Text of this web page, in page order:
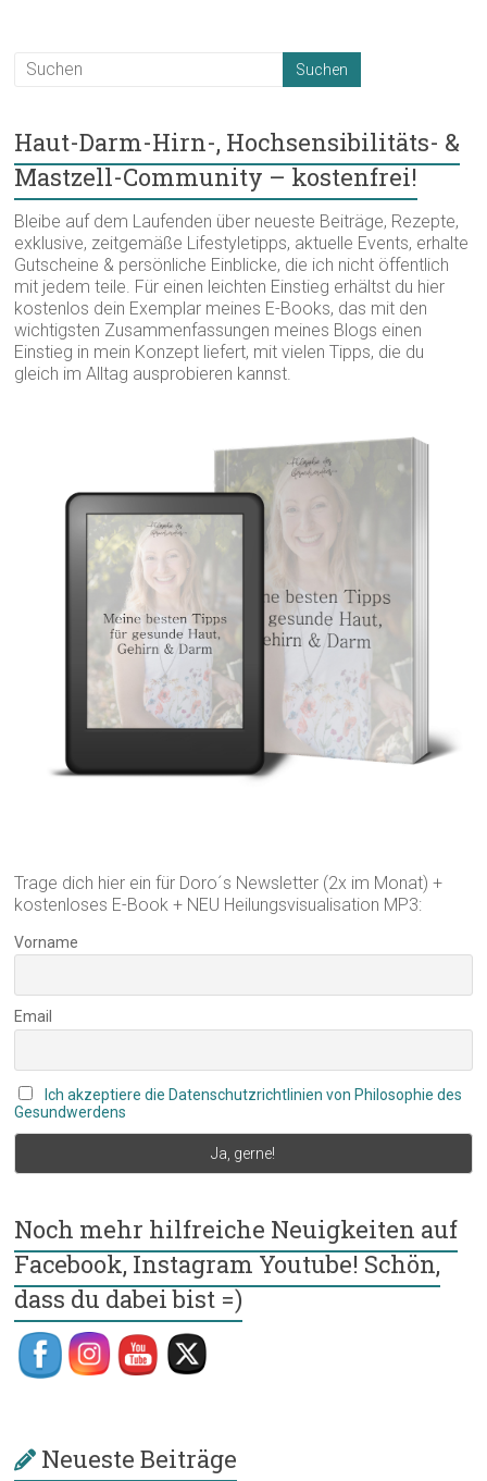
Haut-Darm-Hirn-, Hochsensibilitäts- &
Mastzell-Community – kostenfrei!
Bleibe auf dem Laufenden über neueste Beiträge, Rezepte,
exklusive, zeitgemäße Lifestyletipps, aktuelle Events, erhalte
Gutscheine & persönliche Einblicke, die ich nicht öffentlich
mit jedem teile. Für einen leichten Einstieg erhältst du hier
kostenlos dein Exemplar meines E-Books, das mit den
wichtigsten Zusammenfassungen meines Blogs einen
Einstieg in mein Konzept liefert, mit vielen Tipps, die du
gleich im Alltag ausprobieren kannst.
Trage dich hier ein für Doro´s Newsletter (2x im Monat) +
kostenloses E-Book + NEU Heilungsvisualisation MP3:
Vorname
Email
Ich akzeptiere die Datenschutzrichtlinien von Philosophie des
Gesundwerdens
Noch mehr hilfreiche Neuigkeiten auf
Facebook, Instagram Youtube! Schön,
dass du dabei bist =)
Neueste Beiträge